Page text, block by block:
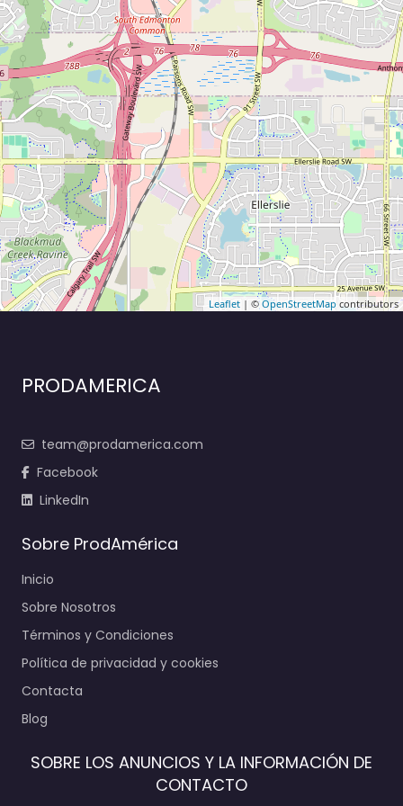
Leaflet | ©OpenStreetMapcontributors
PRODAMERICA
team@prodamerica.com
Facebook
LinkedIn
Sobre ProdAmérica
Inicio
Sobre Nosotros
Términos y Condiciones
Política de privacidad y cookies
Contacta
Blog
SOBRE LOS ANUNCIOS Y LA INFORMACIÓN DE
CONTACTO